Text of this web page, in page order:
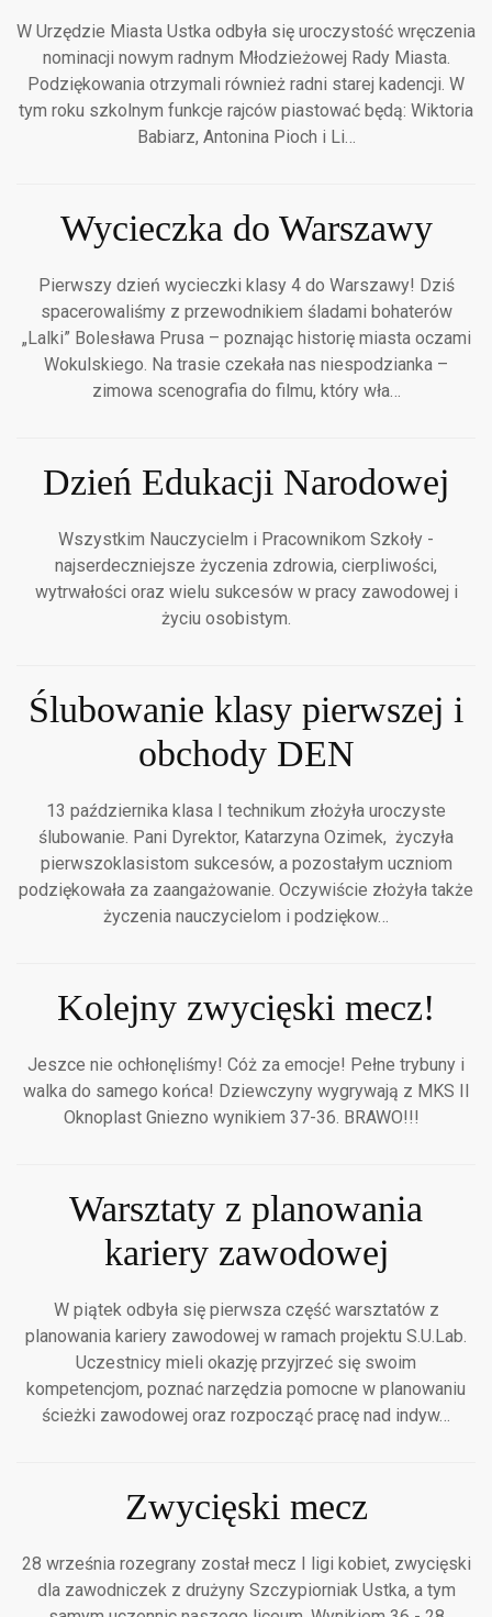
W Urzędzie Miasta Ustka odbyła się uroczystość wręczenia
nominacji nowym radnym Młodzieżowej Rady Miasta.
Podziękowania otrzymali również radni starej kadencji. W
tym roku szkolnym funkcje rajców piastować będą: Wiktoria
Babiarz, Antonina Pioch i Li…
Wycieczka do Warszawy
Pierwszy dzień wycieczki klasy 4 do Warszawy! Dziś
spacerowaliśmy z przewodnikiem śladami bohaterów
„Lalki” Bolesława Prusa – poznając historię miasta oczami
Wokulskiego. Na trasie czekała nas niespodzianka –
zimowa scenografia do filmu, który wła…
Dzień Edukacji Narodowej
Wszystkim Nauczycielm i Pracownikom Szkoły -
najserdeczniejsze życzenia zdrowia, cierpliwości,
wytrwałości oraz wielu sukcesów w pracy zawodowej i
życiu osobistym.
Ślubowanie klasy pierwszej i
obchody DEN
13 października klasa I technikum złożyła uroczyste
ślubowanie. Pani Dyrektor, Katarzyna Ozimek, życzyła
pierwszoklasistom sukcesów, a pozostałym uczniom
podziękowała za zaangażowanie. Oczywiście złożyła także
życzenia nauczycielom i podziękow…
Kolejny zwycięski mecz!
Jeszce nie ochłonęliśmy! Cóż za emocje! Pełne trybuny i
walka do samego końca! Dziewczyny wygrywają z MKS II
Oknoplast Gniezno wynikiem 37-36. BRAWO!!!
Warsztaty z planowania
kariery zawodowej
W piątek odbyła się pierwsza część warsztatów z
planowania kariery zawodowej w ramach projektu S.U.Lab.
Uczestnicy mieli okazję przyjrzeć się swoim
kompetencjom, poznać narzędzia pomocne w planowaniu
ścieżki zawodowej oraz rozpocząć pracę nad indyw…
Zwycięski mecz
28 września rozegrany został mecz I ligi kobiet, zwycięski
dla zawodniczek z drużyny Szczypiorniak Ustka, a tym